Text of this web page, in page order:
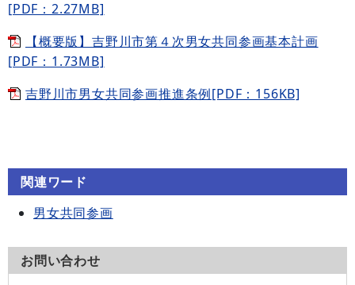
[PDF：2.27MB]
【概要版】吉野川市第４次男女共同参画基本計画
[PDF：1.73MB]
吉野川市男女共同参画推進条例[PDF：156KB]
関連ワード
男女共同参画
お問い合わせ